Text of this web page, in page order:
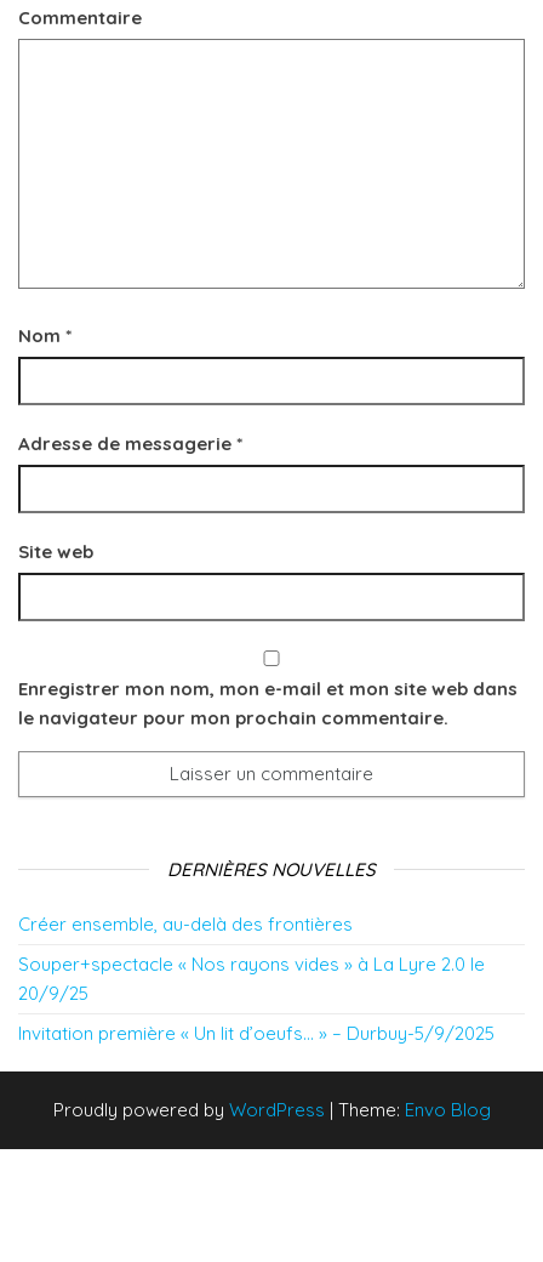
Commentaire
Nom *
Adresse de messagerie *
Site web
Enregistrer mon nom, mon e-mail et mon site web dans
le navigateur pour mon prochain commentaire.
DERNIÈRES NOUVELLES
Créer ensemble, au-delà des frontières
Souper+spectacle « Nos rayons vides » à La Lyre 2.0 le
20/9/25
Invitation première « Un lit d’oeufs… » – Durbuy-5/9/2025
Proudly powered by WordPress | Theme: Envo Blog